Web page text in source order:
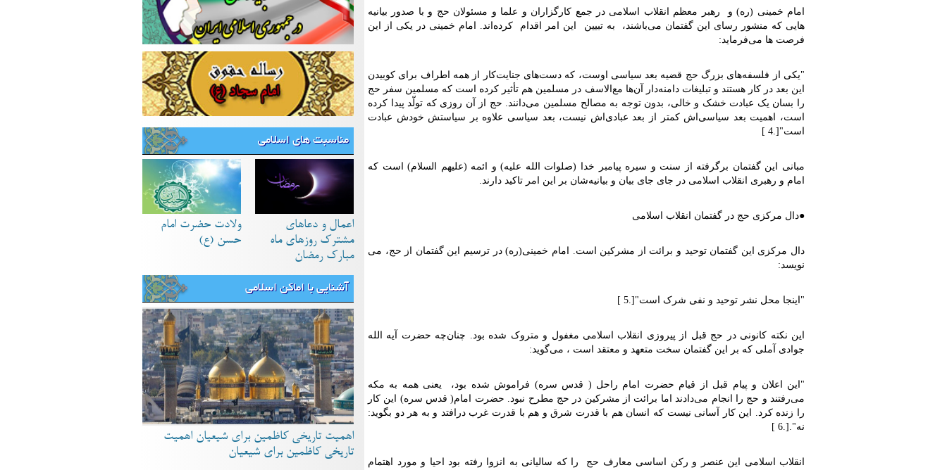
امام خمینی (ره) و رهبر معظم انقلاب اسلامی در جمع کارگزاران و علما و مسئولان حج و با صدور بیانیه
هایی که منشور رسای این گفتمان می‌باشند، به تبیین این امر اقدام کرده‌اند. امام خمینی در یکی از این
فرصت ‌ها می‌فرماید:
"یکی از فلسفه‌های بزرگ حج قضیه بعد سیاسی اوست، که دست‌های جنایت‌کار از همه اطراف برای کوبیدن
این بعد در کار هستند و تبلیغات دامنه‌دار آن‌ها مع‌الاسف در مسلمین هم تأثیر کرده است که مسلمین سفر حج
را بسان یک عبادت خشک و خالی، بدون توجه به مصالح مسلمین می‌دانند. حج از آن روزی که تولّد پیدا کرده
است، اهمیت بعد سیاسی‌اش کمتر از بعد عبادی‌اش نیست، بعد سیاسی علاوه بر سیاستش خودش عبادت
است" ]
.
4
[
مبانی این گفتمان برگرفته از سنت و سیره پیامبر خدا (صلوات الله علیه) و ائمه (علیهم السلام) است که
امام و رهبری انقلاب اسلامی در جای جای بیان و بیانیه‌شان بر این امر تاکید دارند.
●دال مرکزی حج در گفتمان انقلاب اسلامی
دال مرکزی این گفتمان توحید و برائت از مشرکین است. امام خمینی(ره) در ترسیم این گفتمان از حج، می
نویسد:
" اینجا محل نشر توحید و نفی شرک است" ]
.
5
[
این نکته کانونی در حج قبل از پیروزی انقلاب اسلامی مغفول و متروک شده بود. چنان‌چه حضرت آیه الله
جوادی آملی که بر این گفتمان سخت متعهد و معتقد است ، می‌گوید:
" این اعلان و پیام قبل از قیام حضرت امام راحل ( قدس سره) فراموش شده بود، یعنی همه به مکه
می‌رفتند و حج را انجام می‌دادند اما برائت از مشرکین در حج مطرح نبود. حضرت امام( قدس سره) این کار
را زنده کرد. این کار آسانی نیست که انسان هم با قدرت شرق و هم با قدرت غرب درافتد و به هر دو بگوید:
نه". ]
.
6
[
انقلاب اسلامی این عنصر و رکن اساسی معارف حج را که سالیانی به انزوا رفته بود احیا و مورد اهتمام
مناسبت های اسلامی
اعمال و دعاهای
مشترک روزهای ماه
مبارک رمضان
ولادت حضرت امام
حسن (ع)
آشنایی با اماکن اسلامی
اهمیت تاریخی کاظمین برای شیعیان اهمیت
تاریخی کاظمین برای شیعیان